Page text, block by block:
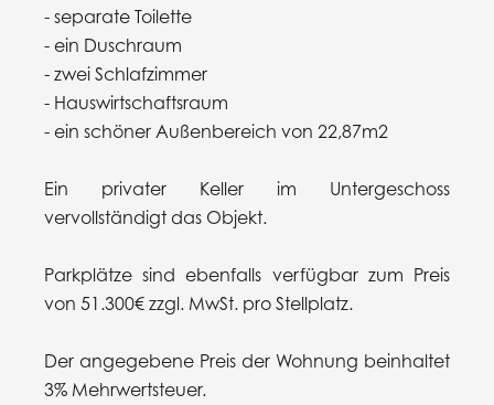
- separate Toilette
- ein Duschraum
- zwei Schlafzimmer
- Hauswirtschaftsraum
- ein schöner Außenbereich von 22,87m2
Ein privater Keller im Untergeschoss
vervollständigt das Objekt.
Parkplätze sind ebenfalls verfügbar zum Preis
von 51.300€ zzgl. MwSt. pro Stellplatz.
Der angegebene Preis der Wohnung beinhaltet
3% Mehrwertsteuer.